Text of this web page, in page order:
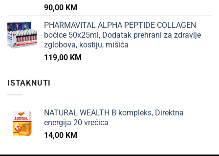
90,00 KM
PHARMAVITAL ALPHA PEPTIDE COLLAGEN
bočice 50x25ml, Dodatak prehrani za zdravlje
zglobova, kostiju, mišića
119,00 KM
ISTAKNUTI
NATURAL WEALTH B kompleks, Direktna
energija 20 vrećica
14,00 KM